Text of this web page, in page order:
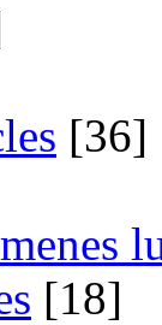
[36]
[18]